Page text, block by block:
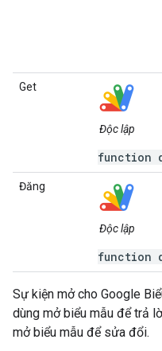
Get
Độc lập
function
Đăng
Độc lập
function
Sự kiện mở cho Google
dùng mở biểu mẫu để trả
mở biểu mẫu để sửa đổi.